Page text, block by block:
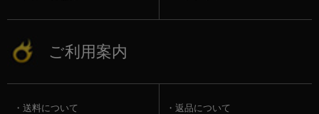
ご利用案内
送料について 返品について